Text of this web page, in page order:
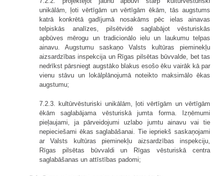
unikālām, ļoti vērtīgām un vērtīgām ēkām, tās augstums
katrā konkrētā gadījumā nosakāms pēc ielas ainavas
telpiskās analīzes, pilsētvidē saglabājot vēsturiskās
apbūves mērogu un tradicionālo ielu un laukumu telpas
ainavu. Augstumu saskaņo Valsts kultūras pieminekļu
aizsardzības inspekcija un Rīgas pilsētas būvvalde, bet tas
nedrīkst pārsniegt augstāko blakus esošo ēku vairāk kā par
vienu stāvu un lokālplānojumā noteikto maksimālo ēkas
augstumu;
7.2.3. kultūrvēsturiski unikālām, ļoti vērtīgām un vērtīgām
ēkām saglabājama vēsturiskā jumta forma. Izņēmumi
pieļaujami, ja pārveidojumi uzlabo jumtu ainavu vai tie
nepieciešami ēkas saglabāšanai. Tie iepriekš saskaņojami
ar Valsts kultūras pieminekļu aizsardzības inspekciju,
Rīgas pilsētas būvvaldi un Rīgas vēsturiskā centra
saglabāšanas un attīstības padomi;